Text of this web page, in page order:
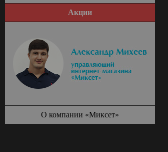
Акции
О компании «Миксет»